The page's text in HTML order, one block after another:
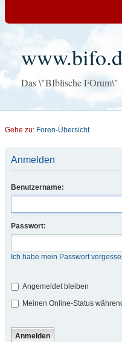
Das \"BIblische FOrum\"
Gehe zu: Foren-Übersicht
Anmelden
Benutzername:
Passwort:
Ich habe mein Passwort
Angemeldet bleiben
Meinen Online-Status